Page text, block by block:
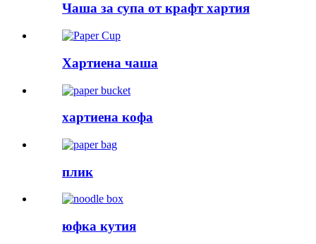
Чаша за супа от крафт хартия
Хартиена чаша
хартиена кофа
плик
юфка кутия